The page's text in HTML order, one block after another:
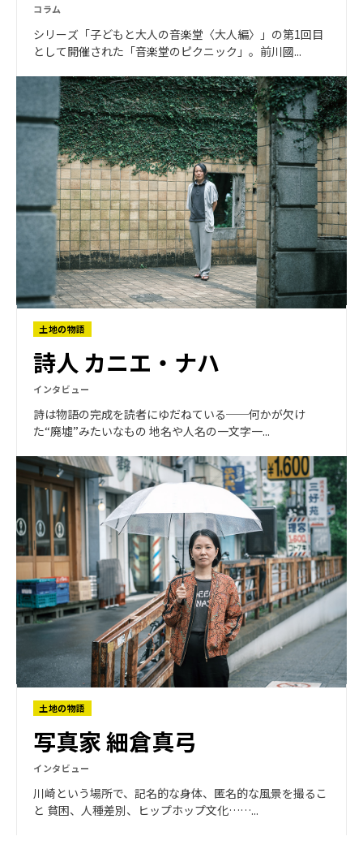
コラム
シリーズ「子どもと大人の音楽堂〈大人編〉」の第1回目
として開催された「音楽堂のピクニック」。前川國...
土地の物語
詩人 カニエ・ナハ
インタビュー
詩は物語の完成を読者にゆだねている──何かが欠け
た“廃墟”みたいなもの 地名や人名の一文字一...
土地の物語
写真家 細倉真弓
インタビュー
川崎という場所で、記名的な身体、匿名的な風景を撮るこ
と 貧困、人種差別、ヒップホップ文化……...